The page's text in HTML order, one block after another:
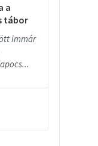
a
tábor
immár